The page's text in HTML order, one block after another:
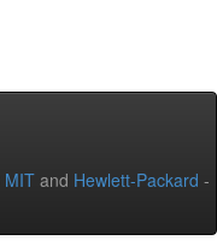
MIT and Hewlett-Packard -